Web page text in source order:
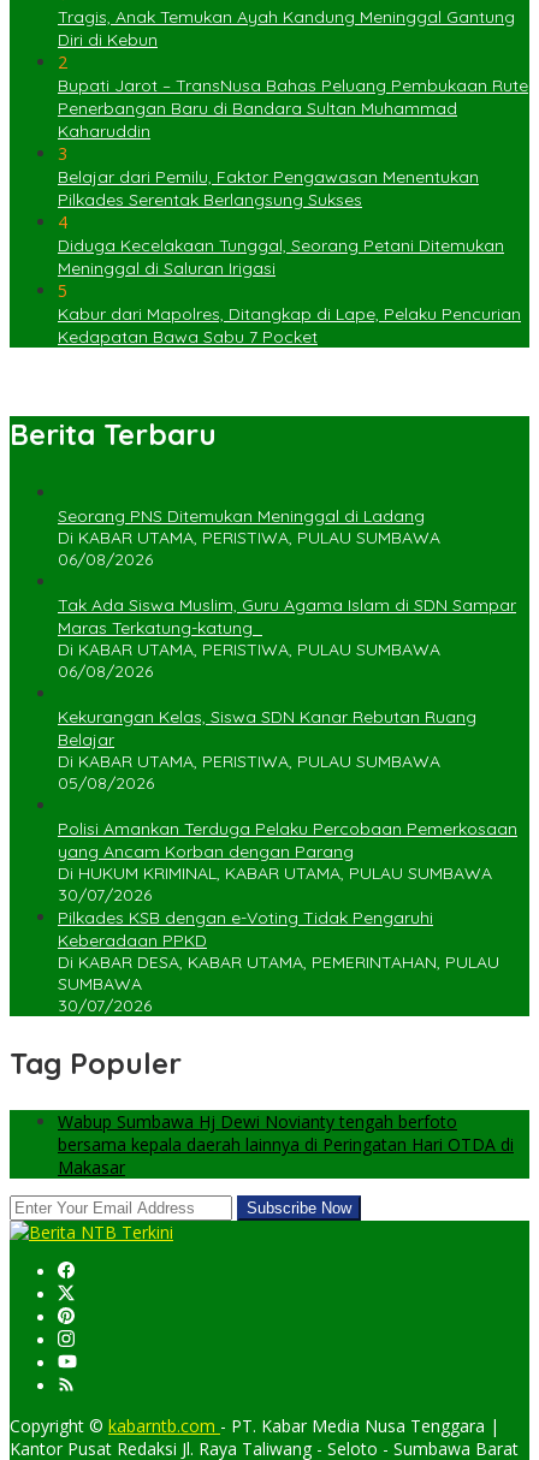
Tragis, Anak Temukan Ayah Kandung Meninggal Gantung
Diri di Kebun
2
Bupati Jarot – TransNusa Bahas Peluang Pembukaan Rute
Penerbangan Baru di Bandara Sultan Muhammad
Kaharuddin
3
Belajar dari Pemilu, Faktor Pengawasan Menentukan
Pilkades Serentak Berlangsung Sukses
4
Diduga Kecelakaan Tunggal, Seorang Petani Ditemukan
Meninggal di Saluran Irigasi
5
Kabur dari Mapolres, Ditangkap di Lape, Pelaku Pencurian
Kedapatan Bawa Sabu 7 Pocket
Berita Terbaru
Seorang PNS Ditemukan Meninggal di Ladang
Di KABAR UTAMA, PERISTIWA, PULAU SUMBAWA
06/08/2026
Tak Ada Siswa Muslim, Guru Agama Islam di SDN Sampar
Maras Terkatung-katung ‎
Di KABAR UTAMA, PERISTIWA, PULAU SUMBAWA
06/08/2026
Kekurangan Kelas, Siswa SDN Kanar Rebutan Ruang
Belajar
Di KABAR UTAMA, PERISTIWA, PULAU SUMBAWA
05/08/2026
Polisi Amankan Terduga Pelaku Percobaan Pemerkosaan
yang Ancam Korban dengan Parang
Di HUKUM KRIMINAL, KABAR UTAMA, PULAU SUMBAWA
30/07/2026
Pilkades KSB dengan e-Voting Tidak Pengaruhi
Keberadaan PPKD
Di KABAR DESA, KABAR UTAMA, PEMERINTAHAN, PULAU
SUMBAWA
30/07/2026
Tag Populer
Wabup Sumbawa Hj Dewi Novianty tengah berfoto
bersama kepala daerah lainnya di Peringatan Hari OTDA di
Makasar
Copyright © kabarntb.com - PT. Kabar Media Nusa Tenggara |
Kantor Pusat Redaksi Jl. Raya Taliwang - Seloto - Sumbawa Barat